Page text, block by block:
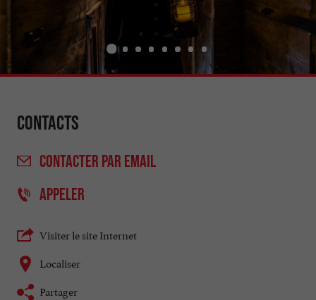
Contacts
CONTACTER PAR EMAIL
APPELER
Visiter le site Internet
Localiser
Partager